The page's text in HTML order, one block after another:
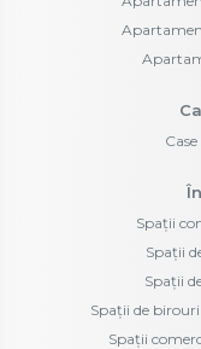
Spații
Spații
Spații
Spații de
Spații